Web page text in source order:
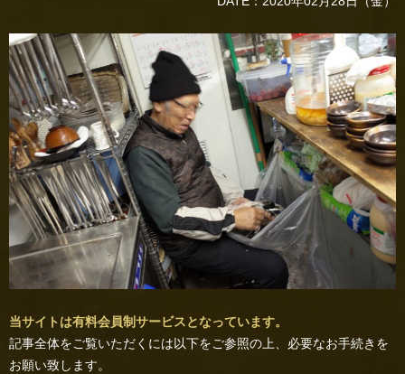
当サイトは有料会員制サービスとなっています。
記事全体をご覧いただくには以下をご参照の上、必要なお手続きを
お願い致します。